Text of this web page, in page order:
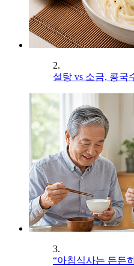
2.
설탕 vs 소금, 콩국
3.
“아침식사는 든든